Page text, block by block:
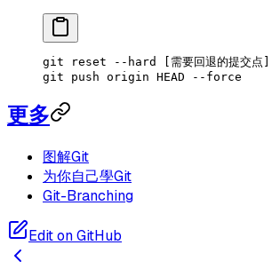
git reset --hard
[需要回退的提交点]
git push origin HEAD --force
更多
图解Git
为你自己學Git
Git-Branching
Edit on GitHub